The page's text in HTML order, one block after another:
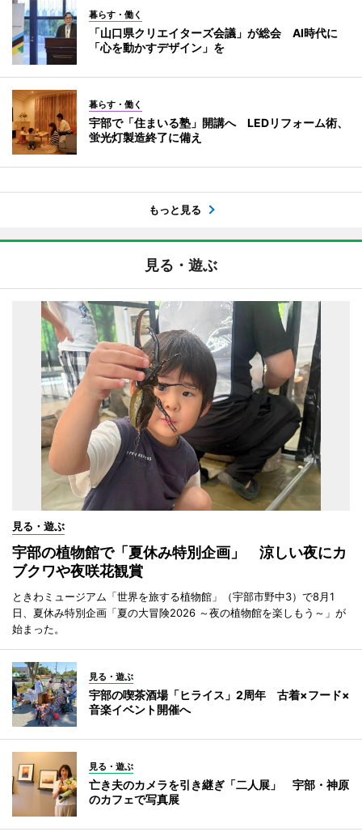
暮らす・働く
「山口県クリエイターズ会議」が総会 AI時代に
「心を動かすデザイン」を
暮らす・働く
宇部で「住まいる塾」開講へ LEDリフォーム術、
蛍光灯製造終了に備え
もっと見る
見る・遊ぶ
見る・遊ぶ
宇部の植物館で「夏休み特別企画」 涼しい夜にカ
ブクワや夜咲花観賞
ときわミュージアム「世界を旅する植物館」（宇部市野中3）で8月1
日、夏休み特別企画「夏の大冒険2026 ～夜の植物館を楽しもう～」が
始まった。
見る・遊ぶ
宇部の喫茶酒場「ヒライス」2周年 古着×フード×
音楽イベント開催へ
見る・遊ぶ
亡き夫のカメラを引き継ぎ「二人展」 宇部・神原
のカフェで写真展